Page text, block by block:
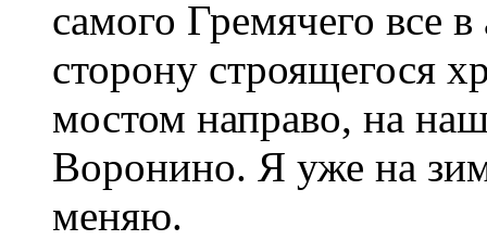
самого Гремячего все
сторону строящегося
мостом направо, на
Воронино. Я уже на
меняю.